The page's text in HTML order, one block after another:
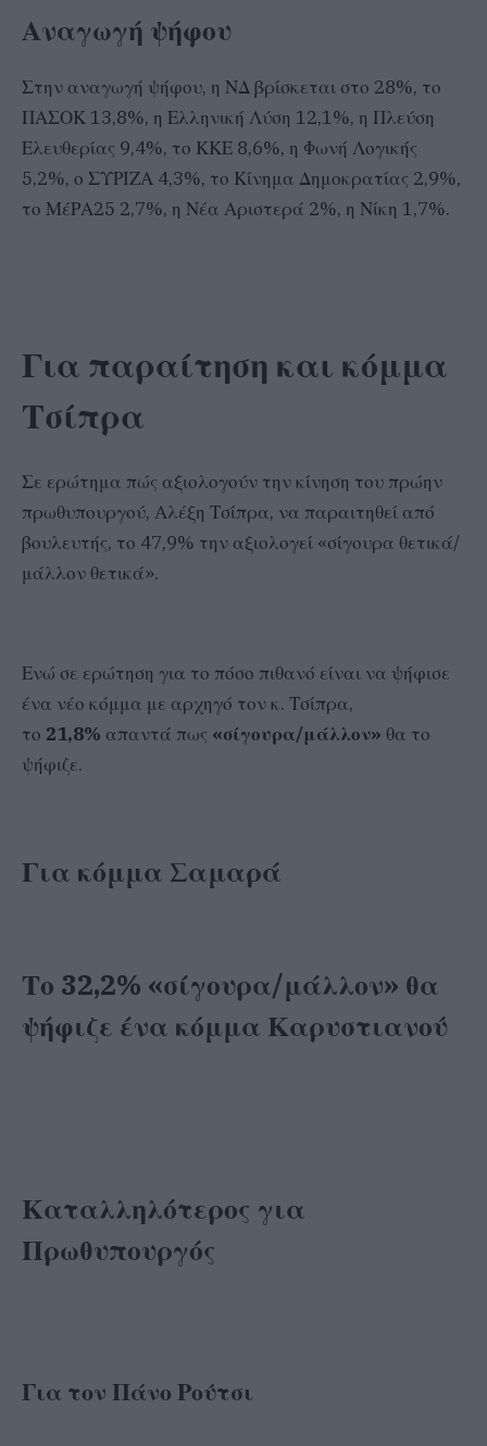
Αναγωγή ψήφου
Στην αναγωγή ψήφου, η ΝΔ βρίσκεται στο 28%, το
ΠΑΣΟΚ 13,8%, η Ελληνική Λύση 12,1%, η Πλεύση
Ελευθερίας 9,4%, το ΚΚΕ 8,6%, η Φωνή Λογικής
5,2%, ο ΣΥΡΙΖΑ 4,3%, το Κίνημα Δημοκρατίας 2,9%,
το ΜέΡΑ25 2,7%, η Νέα Αριστερά 2%, η Νίκη 1,7%.
Για παραίτηση και κόμμα
Τσίπρα
Σε ερώτημα πώς αξιολογούν την κίνηση του πρώην
πρωθυπουργού, Αλέξη Τσίπρα, να παραιτηθεί από
βουλευτής, το 47,9% την αξιολογεί «σίγουρα θετικά/
μάλλον θετικά».
Ενώ σε ερώτηση για το πόσο πιθανό είναι να ψήφισε
ένα νέο κόμμα με αρχηγό τον κ. Τσίπρα,
το 21,8% απαντά πως «σίγουρα/μάλλον» θα το
ψήφιζε.
Για κόμμα Σαμαρά
Το 32,2% «σίγουρα/μάλλον» θα
ψήφιζε ένα κόμμα Καρυστιανού
Καταλληλότερος για
Πρωθυπουργός
Για τον Πάνο Ρούτσι